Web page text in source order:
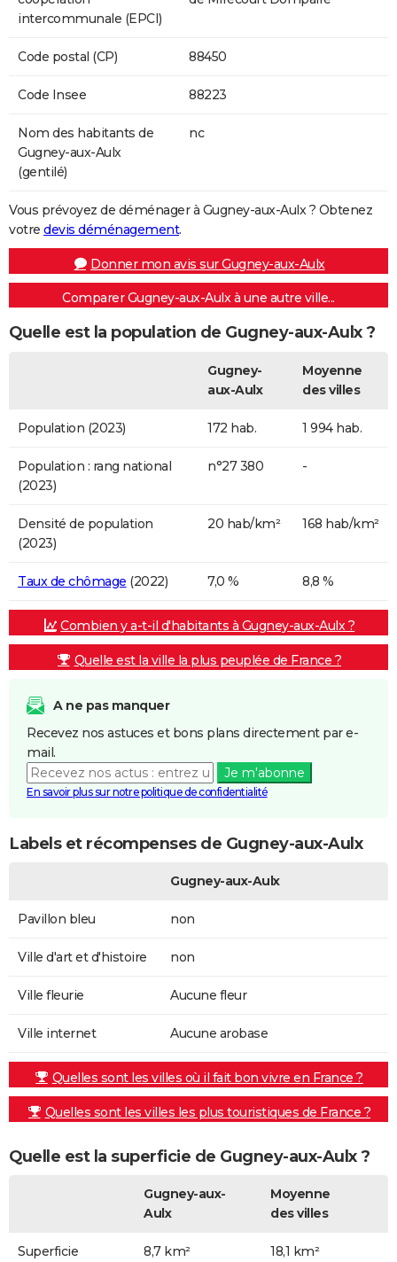
intercommunale (EPCI)
Code postal (CP) 88450
Code Insee 88223
Nom des habitants de
Gugney-aux-Aulx
(gentilé)
nc
Vous prévoyez de déménager à Gugney-aux-Aulx ? Obtenez
votre devis déménagement.
Donner mon avis sur Gugney-aux-Aulx
Comparer Gugney-aux-Aulx à une autre ville...
Quelle est la population de Gugney-aux-Aulx ?
Gugney-
aux-Aulx
Moyenne
des villes
Population (2023) 172 hab. 1 994 hab.
Population : rang national
(2023)
n°27 380 -
Densité de population
(2023)
20 hab/km² 168 hab/km²
Taux de chômage (2022) 7,0 % 8,8 %
Combien y a-t-il d'habitants à Gugney-aux-Aulx ?
Quelle est la ville la plus peuplée de France ?
A ne pas manquer
Recevez nos astuces et bons plans directement par e-
mail.
Je m'abonne
En savoir plus sur notre politique de confidentialité
Labels et récompenses de Gugney-aux-Aulx
Gugney-aux-Aulx
Pavillon bleu non
Ville d'art et d'histoire non
Ville fleurie Aucune fleur
Ville internet Aucune arobase
Quelles sont les villes où il fait bon vivre en France ?
Quelles sont les villes les plus touristiques de France ?
Quelle est la superficie de Gugney-aux-Aulx ?
Gugney-aux-
Aulx
Moyenne
des villes
Superficie
8,7 km² 18,1 km²